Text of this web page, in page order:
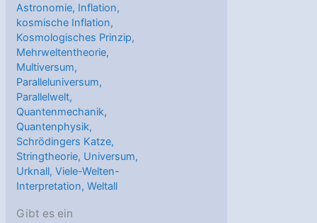
Astronomie, Inflation,
kosmische Inflation,
Kosmologisches Prinzip,
Mehrweltentheorie,
Multiversum,
Paralleluniversum,
Parallelwelt,
Quantenmechanik,
Quantenphysik,
Schrödingers Katze,
Stringtheorie, Universum,
Urknall,Viele-Welten-
Interpretation,Weltall
Gibt es ein